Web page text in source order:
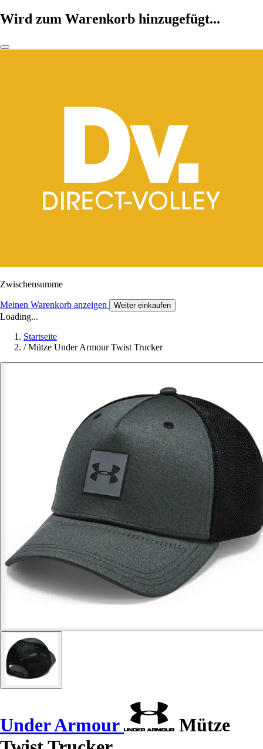
Wird zum Warenkorb hinzugefügt...
Zwischensumme
Meinen Warenkorb anzeigen Weiter einkaufen
Loading...
Startseite
/ Mütze Under Armour Twist Trucker
Under Armour
Mütze